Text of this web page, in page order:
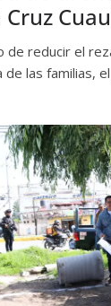
Cruz
de reducir el
de las familias,